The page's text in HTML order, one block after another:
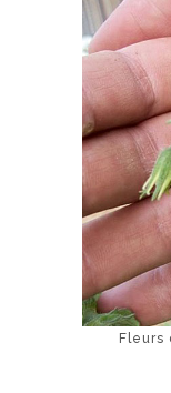
Fleurs